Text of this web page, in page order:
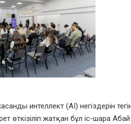
интеллект (AI) негіздерін
өткізіліп жатқан бұл іс-шара